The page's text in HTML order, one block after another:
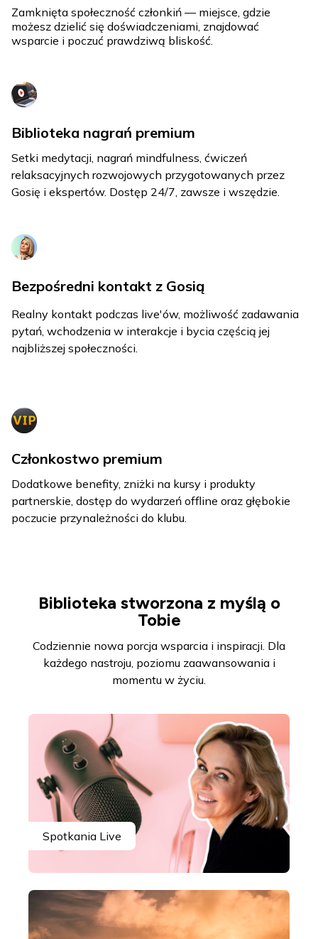
Zamknięta społeczność członkiń — miejsce, gdzie
możesz dzielić się doświadczeniami, znajdować
wsparcie i poczuć prawdziwą bliskość.
Biblioteka nagrań premium
Setki medytacji, nagrań mindfulness, ćwiczeń
relaksacyjnych rozwojowych przygotowanych przez
Gosię i ekspertów. Dostęp 24/7, zawsze i wszędzie.
Bezpośredni kontakt z Gosią
Realny kontakt podczas live'ów, możliwość zadawania
pytań, wchodzenia w interakcje i bycia częścią jej
najbliższej społeczności.
Członkostwo premium
Dodatkowe benefity, zniżki na kursy i produkty
partnerskie, dostęp do wydarzeń offline oraz głębokie
poczucie przynależności do klubu.
Biblioteka stworzona z myślą o
Tobie
Codziennie nowa porcja wsparcia i inspiracji. Dla
każdego nastroju, poziomu zaawansowania i
momentu w życiu.
Spotkania Live